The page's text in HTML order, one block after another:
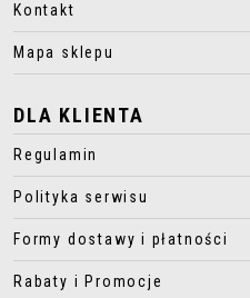
Kontakt
Mapa sklepu
DLA KLIENTA
Regulamin
Polityka serwisu
Formy dostawy i płatności
Rabaty i Promocje